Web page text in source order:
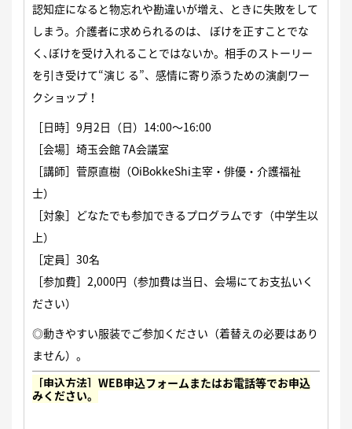
認知症になると物忘れや勘違いが増え、ときに失敗をして
しまう。介護者に求められるのは、 ぼけを正すことでな
く､ぼけを受け入れることではないか。相手のストーリー
を引き受けて“演じ る”、感情に寄り添うための演劇ワー
クショップ！
［日時］9月2日（日）14:00〜16:00
［会場］埼玉会館 7A会議室
［講師］菅原直樹（OiBokkeShi主宰・俳優・介護福祉
士）
［対象］どなたでも参加できるプログラムです（中学生以
上）
［定員］30名
［参加費］2,000円（参加費は当日、会場にてお支払いく
ださい）
◎動きやすい服装でご参加ください（着替えの必要はあり
ません）。
［申込方法］WEB申込フォームまたはお電話等でお申込
みください。